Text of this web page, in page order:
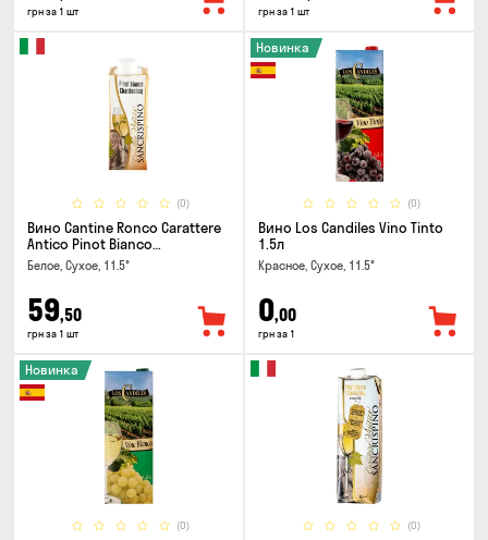
грн за 1 шт грн за 1 шт
(0)
Вино Cantine Ronco Carattere
Antico Pinot Bianco
Chardonnay Rubicone IGT 0.25л
Белое, Сухое, 11.5°
59,50
грн за 1 шт
(0)
Новинка
Вино Los Candiles Vino Tinto
1.5л
Красное, Сухое, 11.5°
0,00
грн за 1
(0)
Новинка
(0)